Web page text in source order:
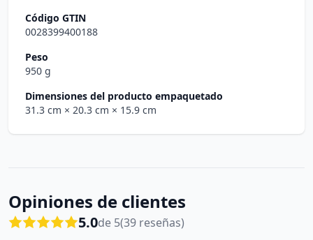
Código GTIN
0028399400188
Peso
950 g
Dimensiones del producto empaquetado
31.3 cm × 20.3 cm × 15.9 cm
Opiniones de clientes
5.0de 5(39 reseñas)